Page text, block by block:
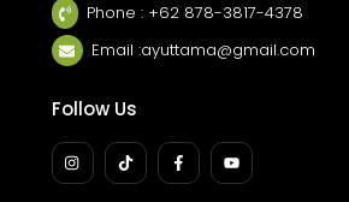
Phone : +62 878-3817-4378
Email :ayuttama@gmail.com
Follow Us